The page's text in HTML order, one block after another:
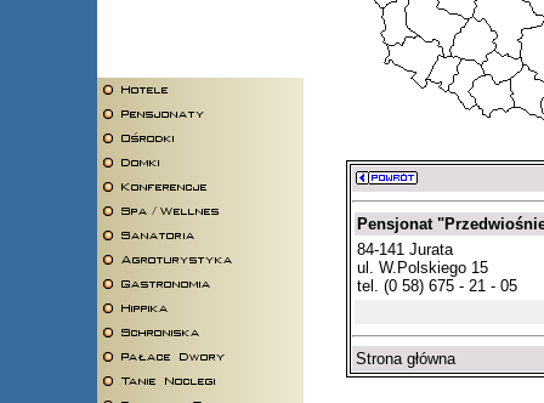
Pensjonat
84-141 Jurata
ul. W.Polskiego 15
tel. (0 58) 675 - 21 - 05
Strona główna